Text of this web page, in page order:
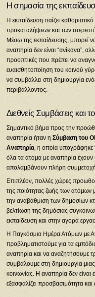
Η σημασία της
Η εκπαίδευση παίζει
προκαταλήψεων και των
Μέσω της εκπαίδευσης, μπορεί
αναπηρία δεν είναι “ανίκανα”,
προοπτικές που πρέπει να
ευαισθητοποίηση του κοινού
να συμβάλλει στη δημιουργία
περιβάλλοντος.
Διεθνείς Συμβάσεις και
Σημαντικό βήμα προς την
αναπηρία ήταν η Σύμβαση του
Αναπηρία, η οποία υπογράφηκε
όλα τα άτομα με αναπηρία έχουν
απολαμβάνουν πλήρη
Επιπλέον, πολλές χώρες
της ποιότητας ζωής των ατόμων
την αναβάθμιση των δημοσίων
βελτίωση της δημόσιας
εκπαίδευση και στην αγορά
Η Παγκόσμια Ημέρα Ατόμων με
προβληματιστούμε για τα
αναπηρία και να αναζητήσουμε
συμβάλουμε στη δημιουργία
κοινωνίας. Η αναπηρία δεν
εξασφαλίζει προσβασιμότητα και